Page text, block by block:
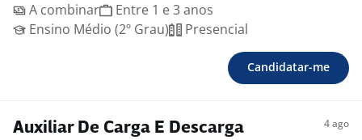
A combinar
Entre 1 e 3 anos
Ensino Médio (2º Grau)
Presencial
Candidatar-me
Auxiliar De Carga E Descarga 4 ago